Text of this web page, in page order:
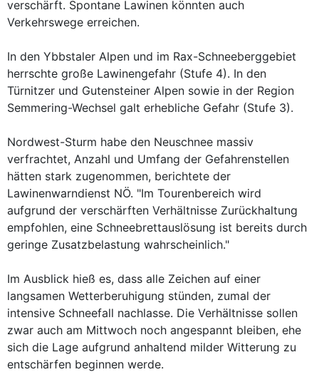
verschärft. Spontane Lawinen könnten auch
Verkehrswege erreichen.
In den Ybbstaler Alpen und im Rax-Schneeberggebiet
herrschte große Lawinengefahr (Stufe 4). In den
Türnitzer und Gutensteiner Alpen sowie in der Region
Semmering-Wechsel galt erhebliche Gefahr (Stufe 3).
Nordwest-Sturm habe den Neuschnee massiv
verfrachtet, Anzahl und Umfang der Gefahrenstellen
hätten stark zugenommen, berichtete der
Lawinenwarndienst NÖ. "Im Tourenbereich wird
aufgrund der verschärften Verhältnisse Zurückhaltung
empfohlen, eine Schneebrettauslösung ist bereits durch
geringe Zusatzbelastung wahrscheinlich."
Im Ausblick hieß es, dass alle Zeichen auf einer
langsamen Wetterberuhigung stünden, zumal der
intensive Schneefall nachlasse. Die Verhältnisse sollen
zwar auch am Mittwoch noch angespannt bleiben, ehe
sich die Lage aufgrund anhaltend milder Witterung zu
entschärfen beginnen werde.